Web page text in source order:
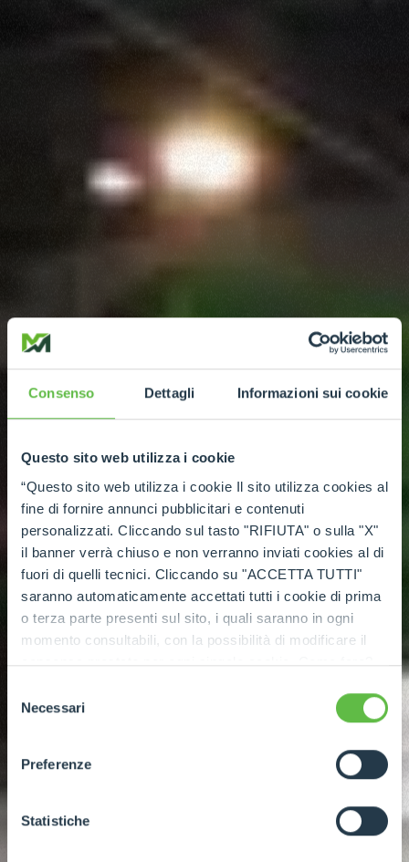
Consenso Dettagli Informazioni sui cookie
Questo sito web utilizza i cookie
“Questo sito web utilizza i cookie Il sito utilizza cookies al
fine di fornire annunci pubblicitari e contenuti
personalizzati. Cliccando sul tasto "RIFIUTA" o sulla "X"
il banner verrà chiuso e non verranno inviati cookies al di
fuori di quelli tecnici. Cliccando su "ACCETTA TUTTI"
saranno automaticamente accettati tutti i cookie di prima
o terza parte presenti sul sito, i quali saranno in ogni
momento consultabili, con la possibilità di modificare il
consenso prestato per ogni singolo cookie. Come fare?
ogni pagina, selezionare "Modifichi il suo consenso" e
dell'informativa completa nel footer presente in ogni
pagina. Per esercitare i diritti riconosciuti all'interessato ai
GDPR abbiamo predisposto una
apposita procedura.
delNecessari
Preferenze
Statistiche